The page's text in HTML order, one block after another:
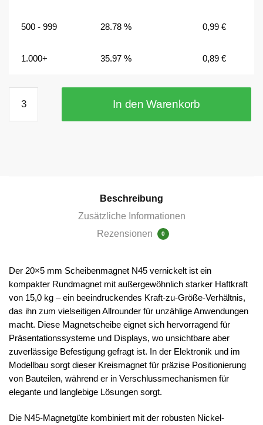
500 - 999 28.78 % 0,99€
1.000+ 35.97 % 0,89€
mm
Scheibenmagnet
In den Warenkorb
Beschreibung
Zusätzliche Informationen
Rezensionen
0
Der 20×5 mm Scheibenmagnet N45 vernickelt ist ein
kompakter Rundmagnet mit außergewöhnlich starker Haftkraft
von 15,0 kg – ein beeindruckendes Kraft-zu-Größe-Verhältnis,
das ihn zum vielseitigen Allrounder für unzählige Anwendungen
macht. Diese Magnetscheibe eignet sich hervorragend für
Präsentationssysteme und Displays, wo unsichtbare aber
zuverlässige Befestigung gefragt ist. In der Elektronik und im
Modellbau sorgt dieser Kreismagnet für präzise Positionierung
von Bauteilen, während er in Verschlussmechanismen für
elegante und langlebige Lösungen sorgt.
Die N45-Magnetgüte kombiniert mit der robusten Nickel-